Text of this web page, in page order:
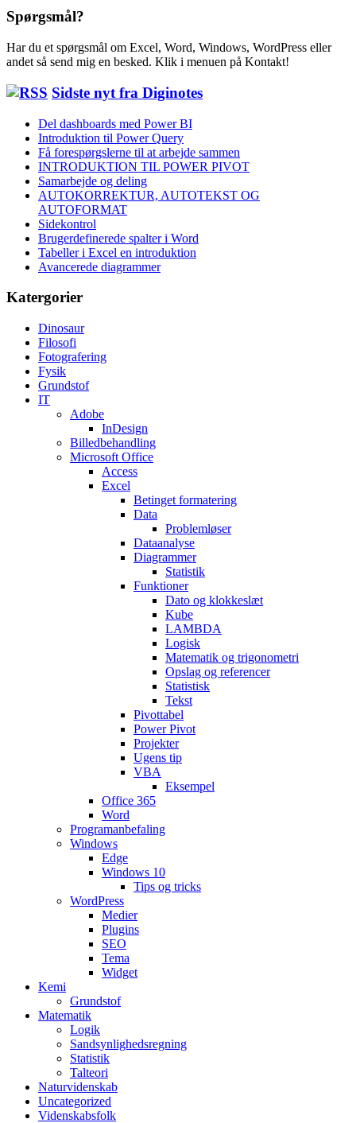
Spørgsmål?
Har du et spørgsmål om Excel, Word, Windows, WordPress eller
andet så send mig en besked. Klik i menuen på Kontakt!
Sidste nyt fra Diginotes
Del dashboards med Power BI
Introduktion til Power Query
Få forespørgslerne til at arbejde sammen
INTRODUKTION TIL POWER PIVOT
Samarbejde og deling
AUTOKORREKTUR, AUTOTEKST OG
AUTOFORMAT
Sidekontrol
Brugerdefinerede spalter i Word
Tabeller i Excel en introduktion
Avancerede diagrammer
Katergorier
Dinosaur
Filosofi
Fotografering
Fysik
Grundstof
IT
Adobe
InDesign
Billedbehandling
Microsoft Office
Access
Excel
Betinget formatering
Data
Problemløser
Dataanalyse
Diagrammer
Statistik
Funktioner
Dato og klokkeslæt
Kube
LAMBDA
Logisk
Matematik og trigonometri
Opslag og referencer
Statistisk
Tekst
Pivottabel
Power Pivot
Projekter
Ugens tip
VBA
Eksempel
Office 365
Word
Programanbefaling
Windows
Edge
Windows 10
Tips og tricks
WordPress
Medier
Plugins
SEO
Tema
Widget
Kemi
Grundstof
Matematik
Logik
Sandsynlighedsregning
Statistik
Talteori
Naturvidenskab
Uncategorized
Videnskabsfolk